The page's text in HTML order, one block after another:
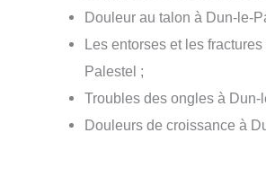
Douleur au talon à Dun-le-
Les entorses et les
Palestel ;
Troubles des ongles à Dun-
Douleurs de croissance à